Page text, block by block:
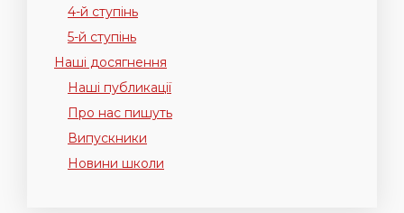
4-й ступінь
5-й ступінь
Наші досягнення
Наші публикації
Про нас пишуть
Випускники
Новини школи